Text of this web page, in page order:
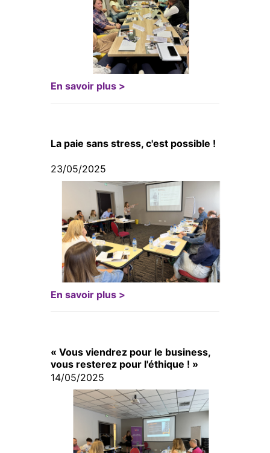
En savoir plus >
La paie sans stress, c'est possible !
23/05/2025
En savoir plus >
« Vous viendrez pour le business,
vous resterez pour l'éthique ! »
14/05/2025